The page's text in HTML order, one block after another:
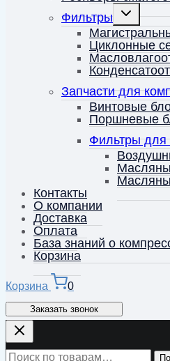
Фильтры
Переключить
дочернее
меню
Циклонные
Запчасти для
Винтовые
Поршневые
Фильтры для
Контакты
О компании
Доставка
Оплата
База знаний о
Корзина
Корзина 0
Заказать звонок
Искать: